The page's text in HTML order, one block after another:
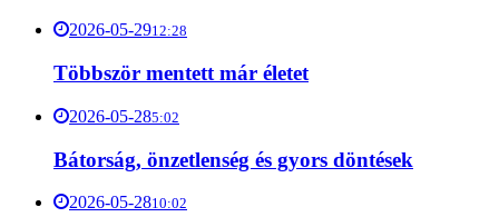
2026-05-2912:28
Többször mentett már életet
2026-05-285:02
Bátorság, önzetlenség és gyors döntések
2026-05-2810:02